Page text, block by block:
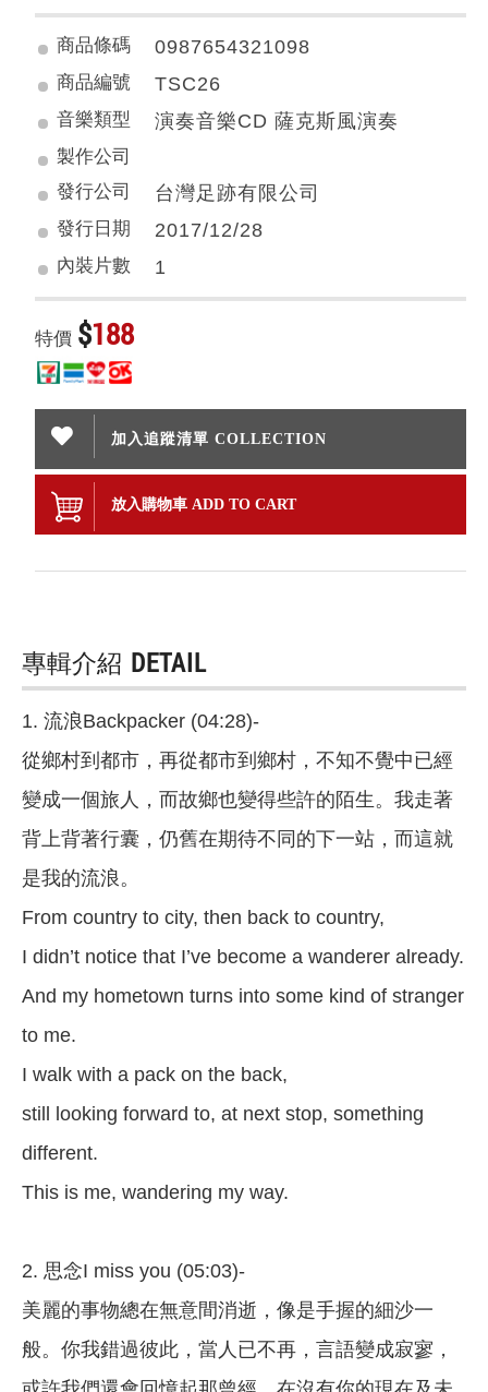
商品條碼 0987654321098
商品編號 TSC26
音樂類型 演奏音樂CD 薩克斯風演奏
製作公司
發行公司
台灣足跡有限公司
發行日期 2017/12/28
內裝片數 1
特價 $188
加入追蹤清單 COLLECTION
放入購物車 ADD TO CART
專輯介紹 DETAIL
1. 流浪Backpacker (04:28)-
從鄉村到都市，再從都市到鄉村，不知不覺中已經
變成一個旅人，而故鄉也變得些許的陌生。我走著
背上背著行囊，仍舊在期待不同的下一站，而這就
是我的流浪。
From country to city, then back to country,
I didn’t notice that I’ve become a wanderer already.
And my hometown turns into some kind of stranger
to me.
I walk with a pack on the back,
still looking forward to, at next stop, something
different.
This is me, wandering my way.
2. 思念I miss you (05:03)-
美麗的事物總在無意間消逝，像是手握的細沙一
般。你我錯過彼此，當人已不再，言語變成寂寥，